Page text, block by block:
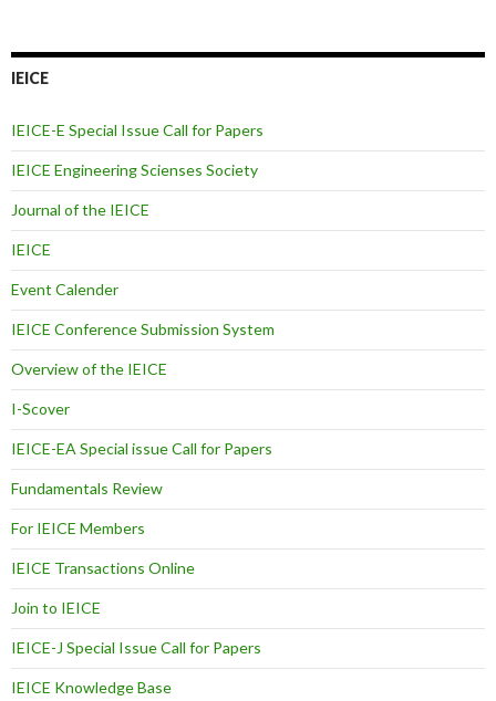
IEICE
IEICE-E Special Issue Call for Papers
IEICE Engineering Scienses Society
Journal of the IEICE
IEICE
Event Calender
IEICE Conference Submission System
Overview of the IEICE
I-Scover
IEICE-EA Special issue Call for Papers
Fundamentals Review
For IEICE Members
IEICE Transactions Online
Join to IEICE
IEICE-J Special Issue Call for Papers
IEICE Knowledge Base